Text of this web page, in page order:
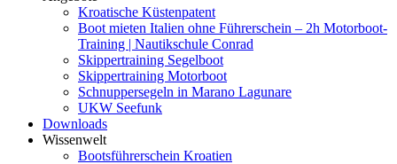
Kroatische Küstenpatent
Boot mieten Italien ohne Führerschein – 2h Motorboot-
Training | Nautikschule Conrad
Skippertraining Segelboot
Skippertraining Motorboot
Schnuppersegeln in Marano Lagunare
UKW Seefunk
Downloads
Wissenwelt
Bootsführerschein Kroatien